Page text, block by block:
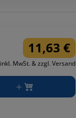
11,63 €
inkl. MwSt. & zzgl. Versand